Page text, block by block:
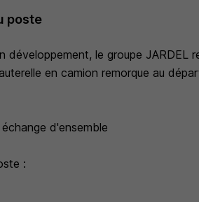
poste
développement, le groupe JARDEL
en camion remorque au
d'ensemble
: